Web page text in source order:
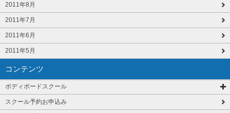
2011年8月
2011年7月
2011年6月
2011年5月
コンテンツ
ボディボードスクール
スクール予約お申込み